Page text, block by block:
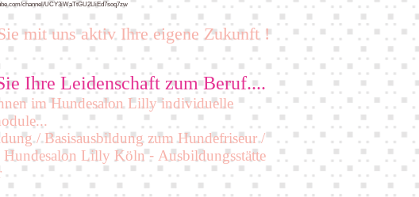
channel/UCY3iWaTtGU2LliEd7soq7zw
mit uns aktiv Ihre eigene Zukunft !
Ihre Leidenschaft zum Beruf....
im Hundesalon Lilly individuelle
/ Basisausbildung zum Hundefriseur /
Hundesalon Lilly Köln- Ausbildungsstätte